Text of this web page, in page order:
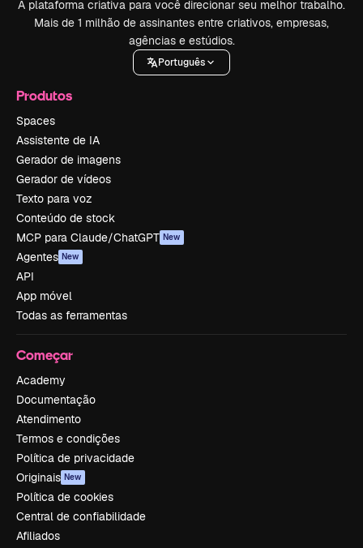
A plataforma criativa para você direcionar seu melhor trabalho.
Mais de 1 milhão de assinantes entre criativos, empresas,
agências e estúdios.
Português
Produtos
Spaces
Assistente de IA
Gerador de imagens
Gerador de vídeos
Texto para voz
Conteúdo de stock
MCP para Claude/ChatGPT New
Agentes New
API
App móvel
Todas as ferramentas
Começar
Academy
Documentação
Atendimento
Termos e condições
Política de privacidade
Originais New
Política de cookies
Central de confiabilidade
Afiliados